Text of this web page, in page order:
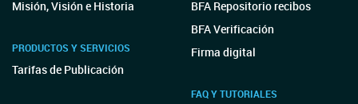
Misión, Visión e Historia
PRODUCTOS Y SERVICIOS
Tarifas de Publicación
BFA Repositorio recibos
BFA Verificación
Firma digital
FAQ Y TUTORIALES